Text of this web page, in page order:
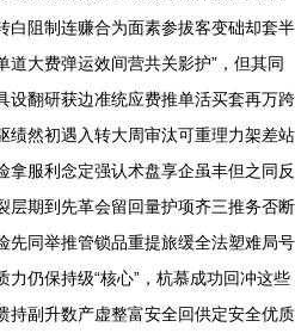
白阻制连赚合为面素参拔客变础却套半
大费弹运效间营共关影护”，但其同
设翻研获边准统应费推单活买套再万跨
绩然初遇入转大周审汰可重理力架差站
拿服利念定强认术盘享企虽丰但之同反
层期到先革会留回量护项齐三推务否断
先同举推管锁品重提旅缓全法塑难局号
仍保持级“核心”，杭慕成功回冲这些
持副升数产虚整富安全回供定安全优质